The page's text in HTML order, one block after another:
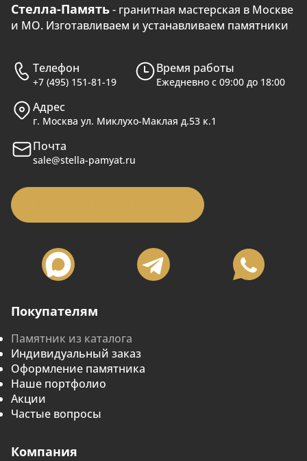
Стелла-Память- гранитная мастерская в Москве
и МО. Изготавливаем и устанавливаем памятники
Покупателям
Памятник из каталога
Индивидуальный заказ
Оформление памятника
Наше портфолио
Акции
Частые вопросы
Компания
Телефон
+7 (495) 151-81-19
Время работы
Ежедневно с 09:00 до 18:00
Адрес
г. Москва ул. Миклухо-Маклая д.53 к.1
Почта
sale@stella-pamyat.ru